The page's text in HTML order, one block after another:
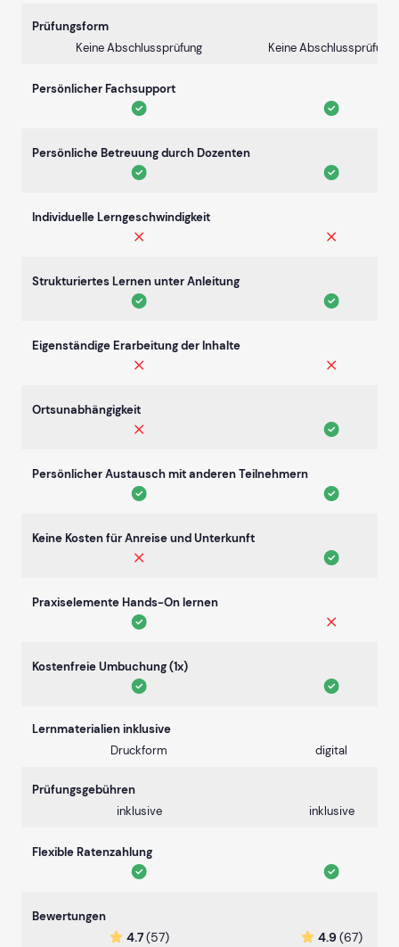
Prüfungsform
Keine Abschlussprüfung
Keine Abschlussprüfung
Persönlicher Fachsupport
Persönliche Betreuung durch Dozenten
Individuelle Lerngeschwindigkeit
Strukturiertes Lernen unter Anleitung
Eigenständige Erarbeitung der Inhalte
Ortsunabhängigkeit
Persönlicher Austausch mit anderen Teilnehmern
Keine Kosten für Anreise und Unterkunft
Praxiselemente Hands-On lernen
Kostenfreie Umbuchung (1x)
Lernmaterialien inklusive
Druckform
digital
Prüfungsgebühren
inklusive
inklusive
Flexible Ratenzahlung
Bewertungen
4.7(57) 4.9(67)